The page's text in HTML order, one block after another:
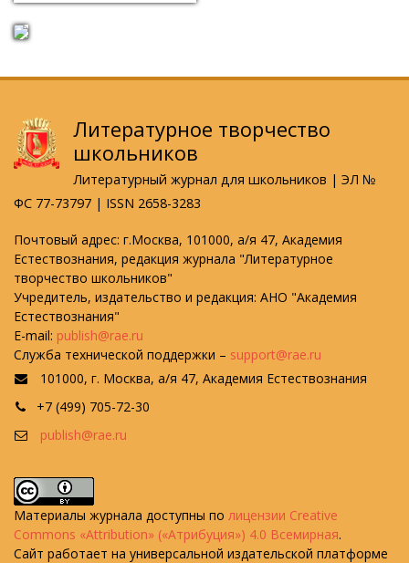
Литературное творчество
школьников
Литературный журнал для школьников | ЭЛ №
ФС 77-73797 | ISSN 2658-3283
Почтовый адрес: г.Москва, 101000, а/я 47, Академия
Естествознания, редакция журнала "Литературное
творчество школьников"
Учредитель, издательство и редакция: АНО "Академия
Естествознания"
E-mail: publish@rae.ru
Служба технической поддержки – support@rae.ru
101000, г. Москва, а/я 47, Академия Естествознания
+7 (499) 705-72-30
publish@rae.ru
Материалы журнала доступны по лицензии Creative
Commons «Attribution» («Атрибуция») 4.0 Всемирная.
Сайт работает на универсальной издательской платформе